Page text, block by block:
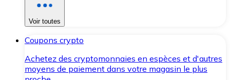
Voir toutes
Coupons crypto
Achetez des cryptomonnaies en espèces et d'autres
moyens de paiement dans votre magasin le plus